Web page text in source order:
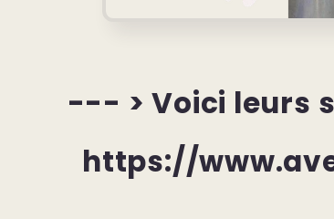
--- > Voici leurs
https://